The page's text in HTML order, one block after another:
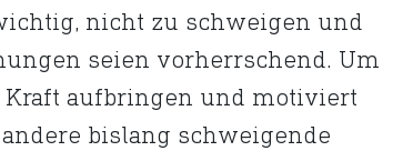
nicht zu schweigen und
seien vorherrschend. Um
aufbringen und motiviert
bislang schweigende